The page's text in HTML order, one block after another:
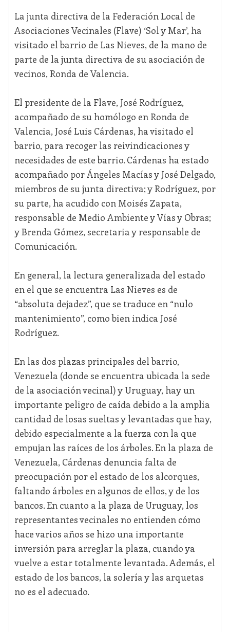
La junta directiva de la Federación Local de
Asociaciones Vecinales (Flave) ‘Sol y Mar’, ha
visitado el barrio de Las Nieves, de la mano de
parte de la junta directiva de su asociación de
vecinos, Ronda de Valencia.
El presidente de la Flave, José Rodríguez,
acompañado de su homólogo en Ronda de
Valencia, José Luis Cárdenas, ha visitado el
barrio, para recoger las reivindicaciones y
necesidades de este barrio. Cárdenas ha estado
acompañado por Ángeles Macías y José Delgado,
miembros de su junta directiva; y Rodríguez, por
su parte, ha acudido con Moisés Zapata,
responsable de Medio Ambiente y Vías y Obras;
y Brenda Gómez, secretaria y responsable de
Comunicación.
En general, la lectura generalizada del estado
en el que se encuentra Las Nieves es de
“absoluta dejadez”, que se traduce en “nulo
mantenimiento”, como bien indica José
Rodríguez.
En las dos plazas principales del barrio,
Venezuela (donde se encuentra ubicada la sede
de la asociación vecinal) y Uruguay, hay un
importante peligro de caída debido a la amplia
cantidad de losas sueltas y levantadas que hay,
debido especialmente a la fuerza con la que
empujan las raíces de los árboles. En la plaza de
Venezuela, Cárdenas denuncia falta de
preocupación por el estado de los alcorques,
faltando árboles en algunos de ellos, y de los
bancos. En cuanto a la plaza de Uruguay, los
representantes vecinales no entienden cómo
hace varios años se hizo una importante
inversión para arreglar la plaza, cuando ya
vuelve a estar totalmente levantada. Además, el
estado de los bancos, la solería y las arquetas
no es el adecuado.